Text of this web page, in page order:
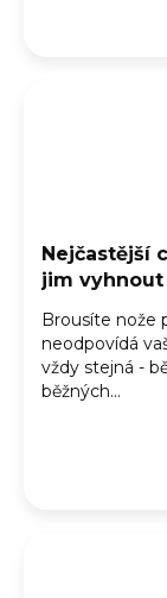
Nejčastější
jim vyhnout
Brousíte nože
neodpovídá
vždy stejná -
běžných...